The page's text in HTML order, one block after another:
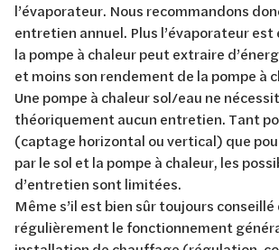
l’évaporateur. Nous recommandons
entretien annuel. Plus l’évaporateur est
la pompe à chaleur peut extraire
et moins son rendement de la pompe à
Une pompe à chaleur sol/eau ne
théoriquement aucun entretien. Tant
(captage horizontal ou vertical) que
par le sol et la pompe à chaleur, les
d’entretien sont limitées.
Même s’il est bien sûr toujours
régulièrement le fonctionnement